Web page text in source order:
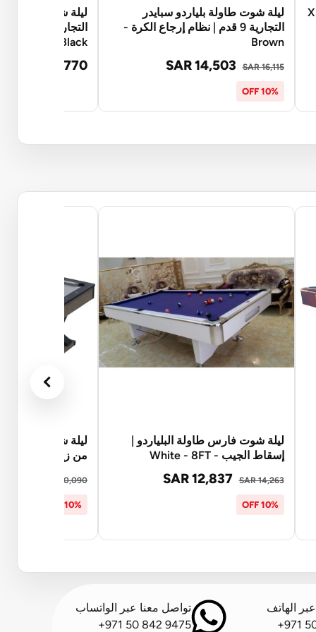
روما ايتالي طاولة بلياردو خشبية - 9 X
ليلة شوت طاولة بلياردو سبايدر
التجارية 9 قدم | نظام إرجاع الكرة -
Brown
SAR 14,503 SAR 16,115
10% OFF
ليلة شوت طاولة
Black
SAR 15,770
ليلة شوت فارس طاولة البلياردو |
إسقاط الجيب - White - 8FT
SAR 12,837 SAR 14,263
10% OFF
ليلة شوت طاولة
من زينيا - 8FT
SAR 20,090
10% OFF
الهاتف
+971
تواصل معنا عبر الواتساب
+971 50 842 9475